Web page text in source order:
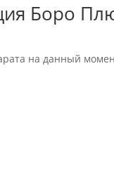
Боро
на данный